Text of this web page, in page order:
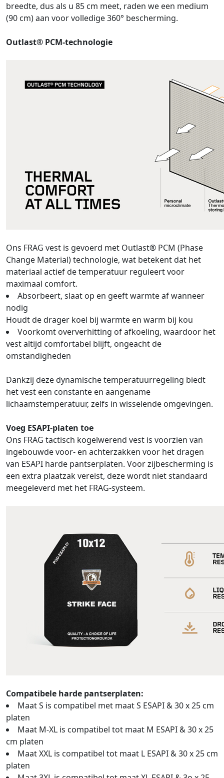
breedte, dus als u 85 cm meet, raden we een medium
(90 cm) aan voor volledige 360° bescherming.
Outlast® PCM-technologie
Ons FRAG vest is gevoerd met Outlast® PCM (Phase
Change Material) technologie, wat betekent dat het
materiaal actief de temperatuur reguleert voor
maximaal comfort.
Absorbeert, slaat op en geeft warmte af wanneer
nodig
Houdt de drager koel bij warmte en warm bij kou
Voorkomt oververhitting of afkoeling, waardoor het
vest altijd comfortabel blijft, ongeacht de
omstandigheden
Dankzij deze dynamische temperatuurregeling biedt
het vest een constante en aangename
lichaamstemperatuur, zelfs in wisselende omgevingen.
Voeg ESAPI-platen toe
Ons FRAG tactisch kogelwerend vest is voorzien van
ingebouwde voor- en achterzakken voor het dragen
van ESAPI harde pantserplaten. Voor zijbescherming is
een extra plaatzak vereist, deze wordt niet standaard
meegeleverd met het FRAG-systeem.
Compatibele harde pantserplaten:
Maat S is compatibel met maat S ESAPI & 30 x 25 cm
platen
Maat M-XL is compatibel tot maat M ESAPI & 30 x 25
cm platen
Maat XXL is compatibel tot maat L ESAPI & 30 x 25 cm
platen